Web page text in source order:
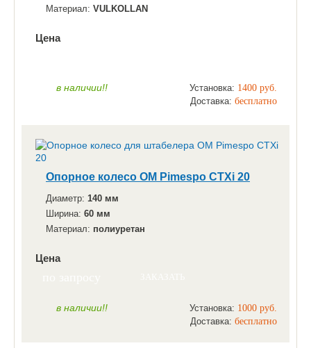
Материал: VULKOLLAN
Цена
в наличии!! Установка: 1400 руб.
Доставка: бесплатно
Опорное колесо OM Pimespo CTXi 20
Диаметр: 140 мм
Ширина: 60 мм
Материал: полиуретан
Цена
в наличии!! Установка: 1000 руб.
Доставка: бесплатно